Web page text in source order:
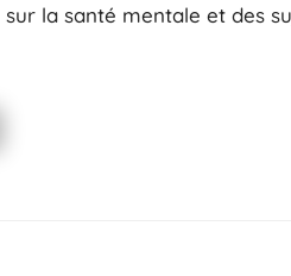
la santé mentale et des